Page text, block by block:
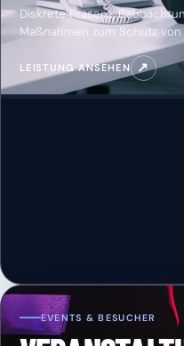
Diskrete Präsenz,
Maßnahmen zum Schutz
LEISTUNG ANSEHEN ↗
EVENTS & BESUCHER